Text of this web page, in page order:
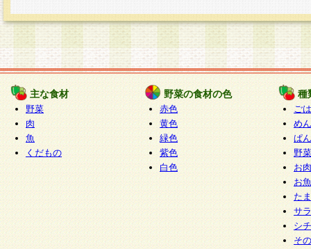
主な食材
野菜
肉
魚
くだもの
野菜の食材の色
赤色
黄色
緑色
紫色
白色
種
ご
めん
ぱん
野
お
お
た
サ
シ
そ